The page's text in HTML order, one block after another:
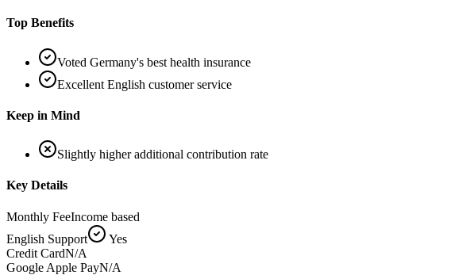
Top Benefits
Voted Germany's best health insurance
Excellent English customer service
Keep in Mind
Slightly higher additional contribution rate
Key Details
Monthly FeeIncome based
English Support
Yes
Credit CardN/A
Google Apple PayN/A